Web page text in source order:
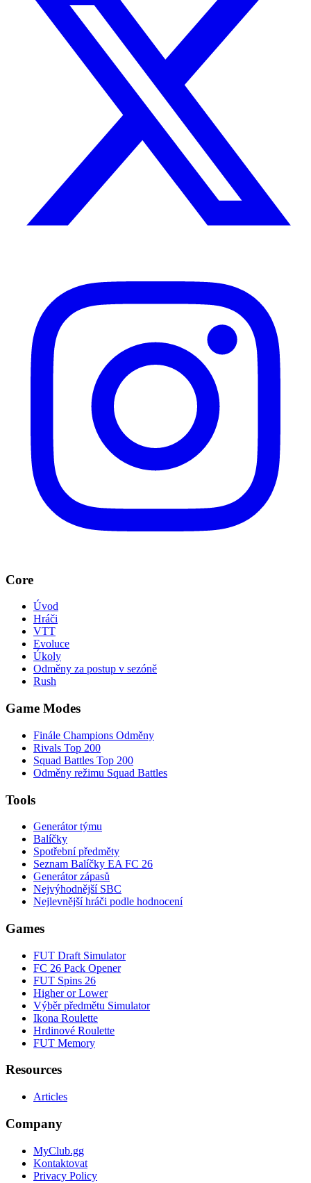
Core
Úvod
Hráči
VTT
Evoluce
Úkoly
Odměny za postup v sezóně
Rush
Game Modes
Finále Champions Odměny
Rivals Top 200
Squad Battles Top 200
Odměny režimu Squad Battles
Tools
Generátor týmu
Balíčky
Spotřební předměty
Seznam Balíčky EA FC 26
Generátor zápasů
Nejvýhodnější SBC
Nejlevnější hráči podle hodnocení
Games
FUT Draft Simulator
FC 26 Pack Opener
FUT Spins 26
Higher or Lower
Výběr předmětu Simulator
Ikona Roulette
Hrdinové Roulette
FUT Memory
Resources
Articles
Company
MyClub.gg
Kontaktovat
Privacy Policy